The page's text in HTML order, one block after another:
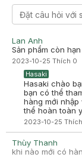
Lan Anh
Sản phẩm còn
2023-10-25 Thích 0
Hasaki
Hasaki chào
bạn có thể
hàng mới nhập
thể hoàn toàn
2023-10-25 Thích
Thùy Thanh
khi nào mới có